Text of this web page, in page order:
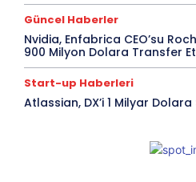
Güncel Haberler
Nvidia, Enfabrica CEO’su
900 Milyon Dolara Transfer
Start-up Haberleri
Atlassian, DX’i 1 Milyar Dolara